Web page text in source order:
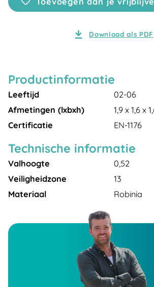
Download als PDF
Productinformatie
Leeftijd
02-06
Afmetingen (lxbxh)
1,9 x 1,6 x
Certificatie
EN-1176
Technische informatie
Valhoogte
0,52
Veiligheidzone
13
Materiaal
Robinia